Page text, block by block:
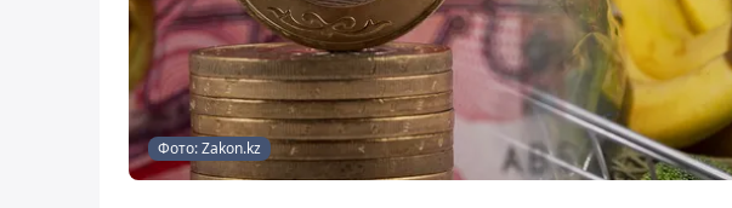
Фото: Zakon.kz